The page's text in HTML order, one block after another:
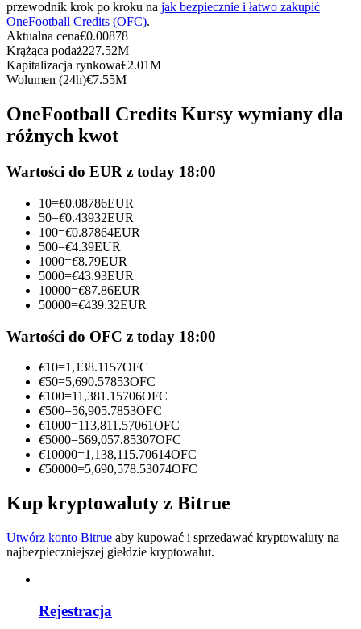
Dołącz do najlepszych traderów
Zostań traderem kopiującym
transakcji
Informacja
przewodnik krok po kroku na jak bezpiecznie i łatwo zakupić
OneFootball Credits (OFC).
Aktualna cena€0.00878
Krążąca podaż227.52M
Kapitalizacja rynkowa€2.01M
Wolumen (24h)€7.55M
OneFootball Credits Kursy wymiany dla
różnych kwot
Wartości do EUR z today 18:00
10=€0.08786EUR
50=€0.43932EUR
100=€0.87864EUR
500=€4.39EUR
1000=€8.79EUR
5000=€43.93EUR
10000=€87.86EUR
50000=€439.32EUR
Wartości do OFC z today 18:00
€10=1,138.1157OFC
€50=5,690.57853OFC
€100=11,381.15706OFC
€500=56,905.7853OFC
€1000=113,811.57061OFC
€5000=569,057.85307OFC
€10000=1,138,115.70614OFC
€50000=5,690,578.53074OFC
Kup kryptowaluty z Bitrue
Utwórz konto Bitrue aby kupować i sprzedawać kryptowaluty na
najbezpieczniejszej giełdzie kryptowalut.
Rejestracja